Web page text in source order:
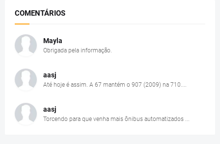
COMENTÁRIOS
Mayla
Obrigada pela informação.
aasj
Até hoje é assim. A 67 mantém o 907 (2009) na 710....
aasj
Torcendo para que venha mais ônibus automatizados ...